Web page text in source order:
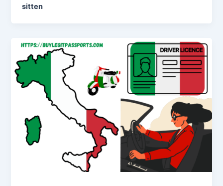
sitten